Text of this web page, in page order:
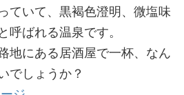
ていて、黒褐色澄明、微塩味
呼ばれる温泉です。
地にある居酒屋で一杯、なん
でしょうか？